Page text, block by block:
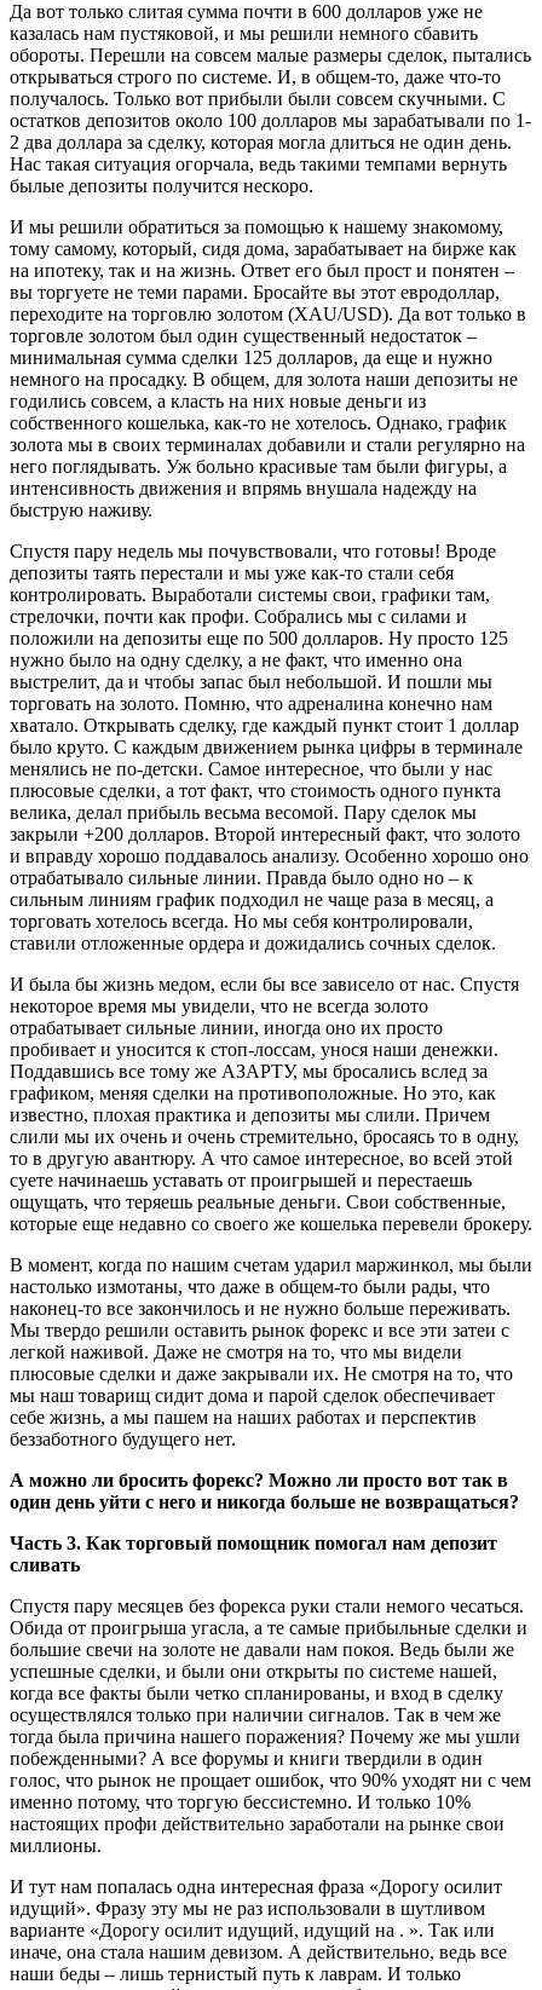
Да вот только слитая сумма почти в 600 долларов уже не
казалась нам пустяковой, и мы решили немного сбавить
обороты. Перешли на совсем малые размеры сделок, пытались
открываться строго по системе. И, в общем-то, даже что-то
получалось. Только вот прибыли были совсем скучными. С
остатков депозитов около 100 долларов мы зарабатывали по 1-
2 два доллара за сделку, которая могла длиться не один день.
Нас такая ситуация огорчала, ведь такими темпами вернуть
былые депозиты получится нескоро.
И мы решили обратиться за помощью к нашему знакомому,
тому самому, который, сидя дома, зарабатывает на бирже как
на ипотеку, так и на жизнь. Ответ его был прост и понятен –
вы торгуете не теми парами. Бросайте вы этот евродоллар,
переходите на торговлю золотом (XAU/USD). Да вот только в
торговле золотом был один существенный недостаток –
минимальная сумма сделки 125 долларов, да еще и нужно
немного на просадку. В общем, для золота наши депозиты не
годились совсем, а класть на них новые деньги из
собственного кошелька, как-то не хотелось. Однако, график
золота мы в своих терминалах добавили и стали регулярно на
него поглядывать. Уж больно красивые там были фигуры, а
интенсивность движения и впрямь внушала надежду на
быструю наживу.
Спустя пару недель мы почувствовали, что готовы! Вроде
депозиты таять перестали и мы уже как-то стали себя
контролировать. Выработали системы свои, графики там,
стрелочки, почти как профи. Собрались мы с силами и
положили на депозиты еще по 500 долларов. Ну просто 125
нужно было на одну сделку, а не факт, что именно она
выстрелит, да и чтобы запас был небольшой. И пошли мы
торговать на золото. Помню, что адреналина конечно нам
хватало. Открывать сделку, где каждый пункт стоит 1 доллар
было круто. С каждым движением рынка цифры в терминале
менялись не по-детски. Самое интересное, что были у нас
плюсовые сделки, а тот факт, что стоимость одного пункта
велика, делал прибыль весьма весомой. Пару сделок мы
закрыли +200 долларов. Второй интересный факт, что золото
и вправду хорошо поддавалось анализу. Особенно хорошо оно
отрабатывало сильные линии. Правда было одно но – к
сильным линиям график подходил не чаще раза в месяц, а
торговать хотелось всегда. Но мы себя контролировали,
ставили отложенные ордера и дожидались сочных сделок.
И была бы жизнь медом, если бы все зависело от нас. Спустя
некоторое время мы увидели, что не всегда золото
отрабатывает сильные линии, иногда оно их просто
пробивает и уносится к стоп-лоссам, унося наши денежки.
Поддавшись все тому же АЗАРТУ, мы бросались вслед за
графиком, меняя сделки на противоположные. Но это, как
известно, плохая практика и депозиты мы слили. Причем
слили мы их очень и очень стремительно, бросаясь то в одну,
то в другую авантюру. А что самое интересное, во всей этой
суете начинаешь уставать от проигрышей и перестаешь
ощущать, что теряешь реальные деньги. Свои собственные,
которые еще недавно со своего же кошелька перевели брокеру.
В момент, когда по нашим счетам ударил маржинкол, мы были
настолько измотаны, что даже в общем-то были рады, что
наконец-то все закончилось и не нужно больше переживать.
Мы твердо решили оставить рынок форекс и все эти затеи с
легкой наживой. Даже не смотря на то, что мы видели
плюсовые сделки и даже закрывали их. Не смотря на то, что
мы наш товарищ сидит дома и парой сделок обеспечивает
себе жизнь, а мы пашем на наших работах и перспектив
беззаботного будущего нет.
А можно ли бросить форекс? Можно ли просто вот так в
один день уйти с него и никогда больше не возвращаться?
Часть 3. Как торговый помощник помогал нам депозит
сливать
Спустя пару месяцев без форекса руки стали немого чесаться.
Обида от проигрыша угасла, а те самые прибыльные сделки и
большие свечи на золоте не давали нам покоя. Ведь были же
успешные сделки, и были они открыты по системе нашей,
когда все факты были четко спланированы, и вход в сделку
осуществлялся только при наличии сигналов. Так в чем же
тогда была причина нашего поражения? Почему же мы ушли
побежденными? А все форумы и книги твердили в один
голос, что рынок не прощает ошибок, что 90% уходят ни с чем
именно потому, что торгую бессистемно. И только 10%
настоящих профи действительно заработали на рынке свои
миллионы.
И тут нам попалась одна интересная фраза «Дорогу осилит
идущий». Фразу эту мы не раз использовали в шутливом
варианте «Дорогу осилит идущий, идущий на . ». Так или
иначе, она стала нашим девизом. А действительно, ведь все
наши беды – лишь тернистый путь к лаврам. И только